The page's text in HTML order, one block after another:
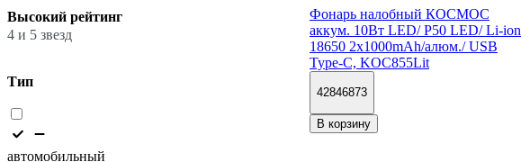
Высокий рейтинг
4 и 5 звезд
Тип
автомобильный
Фонарь налобный КОСМОС
аккум. 10Вт LED/ P50 LED/ Li-ion
18650 2x1000mAh/алюм./ USB
Type-C, KOC855Lit
42846873
В корзину